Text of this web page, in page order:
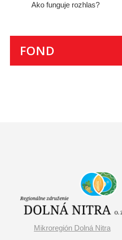
Ako funguje rozhlas?
FOND
Mikroregión Dolná Nitra